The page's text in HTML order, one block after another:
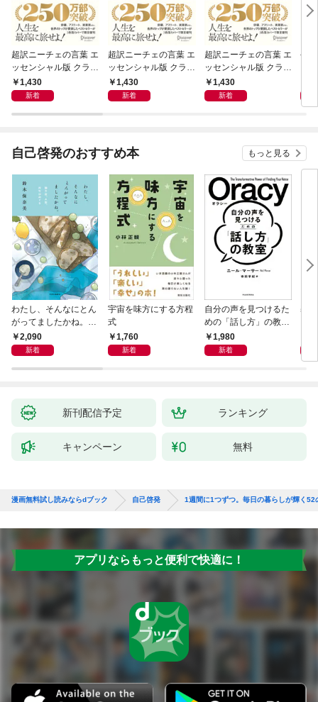
超訳ニーチェの言葉 エ
ッセンシャル版 クラシ
ックカバー赤箔
1,430
新着
超訳ニーチェの言葉 エ
ッセンシャル版 クラシ
ックカバー金箔
1,430
新着
超訳ニーチェの言葉 エ
ッセンシャル版 クラシ
ックカバー銀箔
1,430
新着
令
自己啓発のおすすめ本 もっと見る
わたし、そんなにとん
がってましたかね。
獅子座、Ａ型、丙午は
めぐる
2,090
新着
宇宙を味方にする方程
式
1,760
新着
自分の声を見つけるた
めの「話し方」の教
室 Ｏｒａｃｙ（オラ
シー）
1,980
新着
基
新刊配信予定 ランキング
キャンペーン 無料
漫画無料試し読みならdブック 自己啓発 1週間に1つずつ。毎日の暮らしが輝く52
アプリならもっと便利で快適に！